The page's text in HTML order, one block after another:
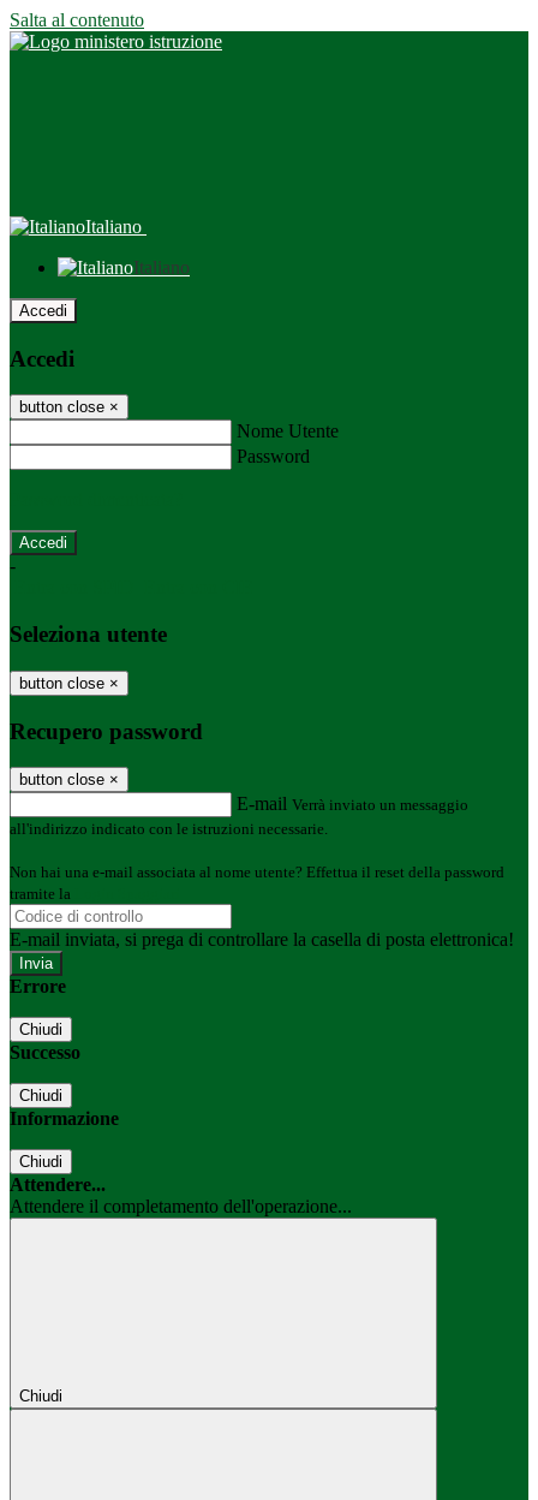
Salta al contenuto
Italiano
Italiano
Accedi
Accedi
button close ×
Nome Utente
Password
-
Seleziona utente
button close ×
Recupero password
button close ×
E-mail Verrà inviato un messaggio
all'indirizzo indicato con le istruzioni necessarie.
Non hai una e-mail associata al nome utente? Effettua il reset della password
tramite la
E-mail inviata, si prega di controllare la casella di posta elettronica!
Errore
Chiudi
Successo
Chiudi
Informazione
Chiudi
Attendere...
Attendere il completamento dell'operazione...
Chiudi